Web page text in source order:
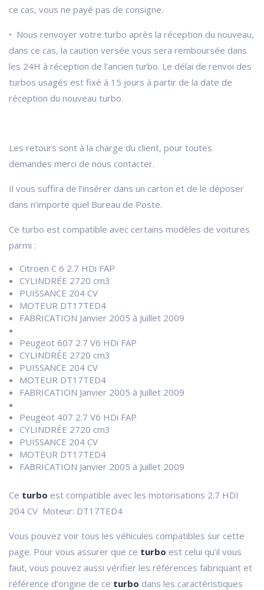
ce cas, vous ne payé pas de consigne.
• Nous renvoyer votre turbo après la réception du nouveau,
dans ce cas, la caution versée vous sera remboursée dans
les 24H à réception de l’ancien turbo. Le délai de renvoi des
turbos usagés est fixé à 15 jours à partir de la date de
réception du nouveau turbo.
Les retours sont à la charge du client, pour toutes
demandes merci de nous contacter.
Il vous suffira de l’insérer dans un carton et de le déposer
dans n’importe quel Bureau de Poste.
Ce turbo est compatible avec certains modèles de voitures
parmi :
Citroen C 6 2.7 HDi FAP
CYLINDRÉE 2720 cm3
PUISSANCE 204 CV
MOTEUR DT17TED4
FABRICATION Janvier 2005 à Juillet 2009
Peugeot 607 2.7 V6 HDi FAP
CYLINDRÉE 2720 cm3
PUISSANCE 204 CV
MOTEUR DT17TED4
FABRICATION Janvier 2005 à Juillet 2009
Peugeot 407 2.7 V6 HDi FAP
CYLINDRÉE 2720 cm3
PUISSANCE 204 CV
MOTEUR DT17TED4
FABRICATION Janvier 2005 à Juillet 2009
Ce turbo est compatible avec les motorisations 2.7 HDI
204 CV Moteur: DT17TED4
Vous pouvez voir tous les véhicules compatibles sur cette
page. Pour vous assurer que ce turbo est celui qu’il vous
faut, vous pouvez aussi vérifier les références fabriquant et
référence d’origine de ce turbo dans les caractéristiques